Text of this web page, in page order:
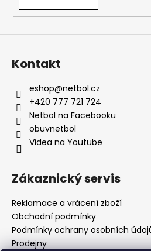
Kontakt
eshop@netbol.cz
+420 777 721 724
Netbol na Facebooku
obuvnetbol
Videa na Youtube
Zákaznický servis
Reklamace a vrácení zboží
Obchodní podmínky
Podmínky ochrany osobních
Prodejny